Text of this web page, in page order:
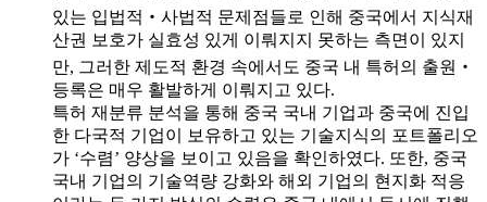
있는 입법적‧사법적 문제점들로 인해 중국에서 지식재
산권 보호가 실효성 있게 이뤄지지 못하는 측면이 있지
만, 그러한 제도적 환경 속에서도 중국 내 특허의 출원‧
등록은 매우 활발하게 이뤄지고 있다.
특허 재분류 분석을 통해 중국 국내 기업과 중국에 진입
한 다국적 기업이 보유하고 있는 기술지식의 포트폴리오
가 ‘수렴’ 양상을 보이고 있음을 확인하였다. 또한, 중국
국내 기업의 기술역량 강화와 해외 기업의 현지화 적응